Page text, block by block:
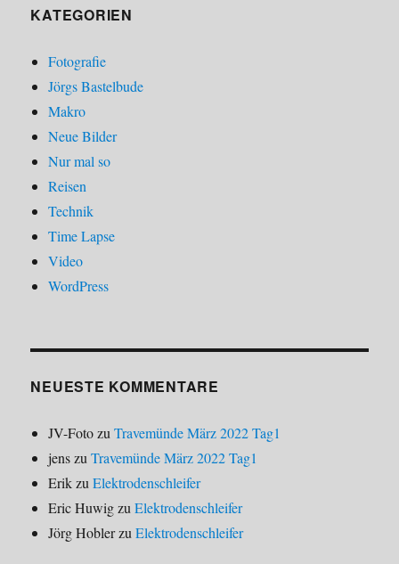
KATEGORIEN
Fotografie
Jörgs Bastelbude
Makro
Neue Bilder
Nur mal so
Reisen
Technik
Time Lapse
Video
WordPress
NEUESTE KOMMENTARE
JV-FotozuTravemünde März 2022 Tag1
jenszuTravemünde März 2022 Tag1
ErikzuElektrodenschleifer
Eric HuwigzuElektrodenschleifer
Jörg HoblerzuElektrodenschleifer